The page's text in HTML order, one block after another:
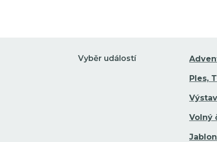
Vyběr událostí
Ples,
Volný